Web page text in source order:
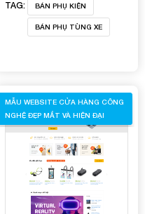
TAG: BÁN PHỤ KIỆN
BÁN PHỤ TÙNG XE
MẪU WEBSITE CỬA HÀNG CÔNG
NGHỆ ĐẸP MẮT VÀ HIỆN ĐẠI